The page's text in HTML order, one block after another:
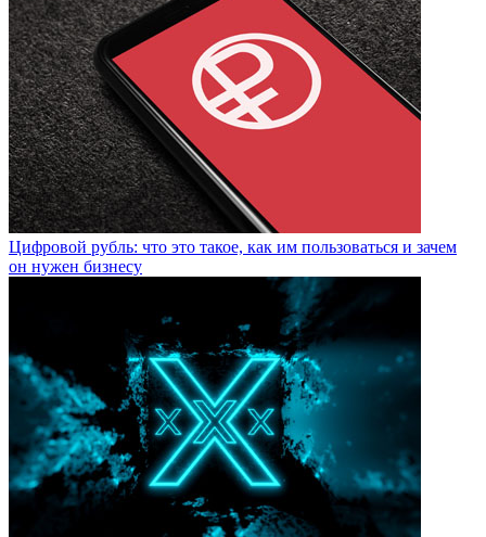
Цифровой рубль: что это такое, как им пользоваться и зачем
он нужен бизнесу